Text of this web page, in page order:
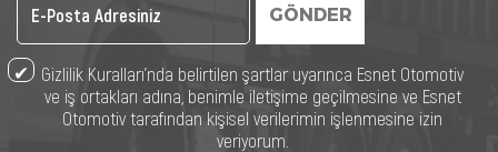
GÖNDER
Gizlilik Kuralları’nda belirtilen şartlar uyarınca Esnet Otomotiv
ve iş ortakları adına, benimle iletişime geçilmesine ve Esnet
Otomotiv tarafından kişisel verilerimin işlenmesine izin
veriyorum.